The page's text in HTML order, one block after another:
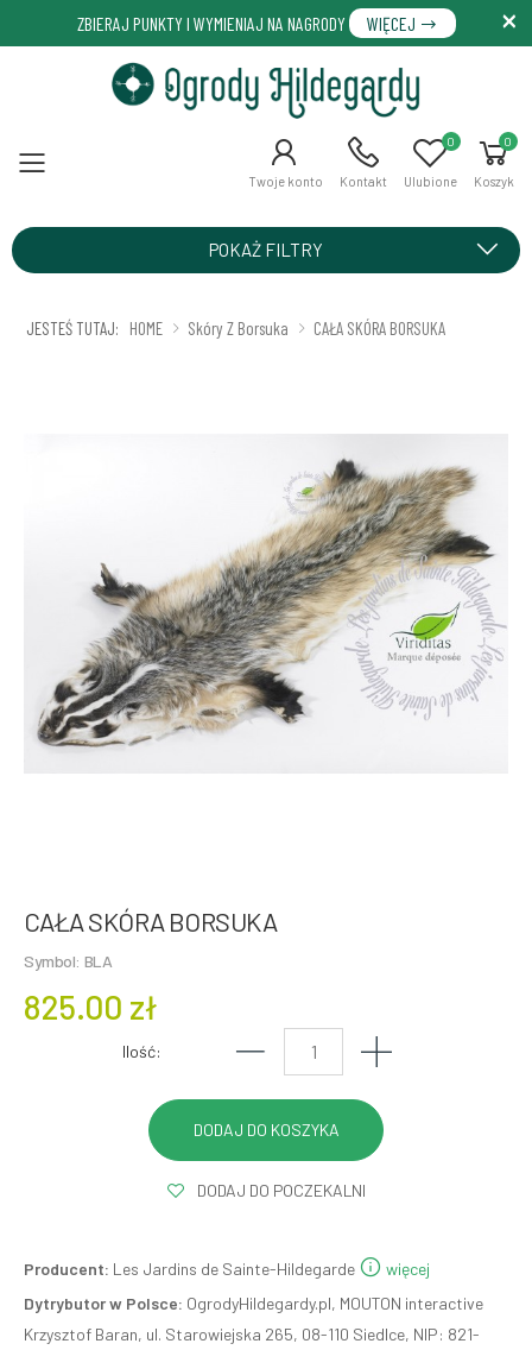
ZBIERAJ PUNKTY I WYMIENIAJ NA NAGRODY WIĘCEJ
Menu Twoje konto Kontakt Ulubione
0 0
Koszyk
POKAŻ FILTRY
JESTEŚ TUTAJ: HOME Skóry Z Borsuka CAŁA SKÓRA BORSUKA
CAŁA SKÓRA BORSUKA
Symbol: BLA
825.00 zł
Ilość:
DODAJ DO POCZEKALNI
Producent: Les Jardins de Sainte-Hildegarde
więcej
Dytrybutor w Polsce: OgrodyHildegardy.pl, MOUTON interactive
Krzysztof Baran, ul. Starowiejska 265, 08-110 Siedlce, NIP: 821-